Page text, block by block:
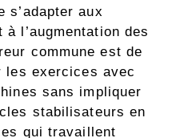
s’adapter aux
l’augmentation des
commune est de
les exercices avec
sans impliquer
stabilisateurs en
qui travaillent